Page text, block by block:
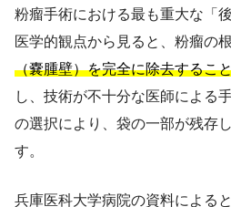
粉瘤手術における最も重大な「
医学的観点から見ると、粉瘤の
（嚢腫壁）を完全に除去するこ
し、技術が不十分な医師による
の選択により、袋の一部が残存
す。
兵庫医科大学病院の資料によると